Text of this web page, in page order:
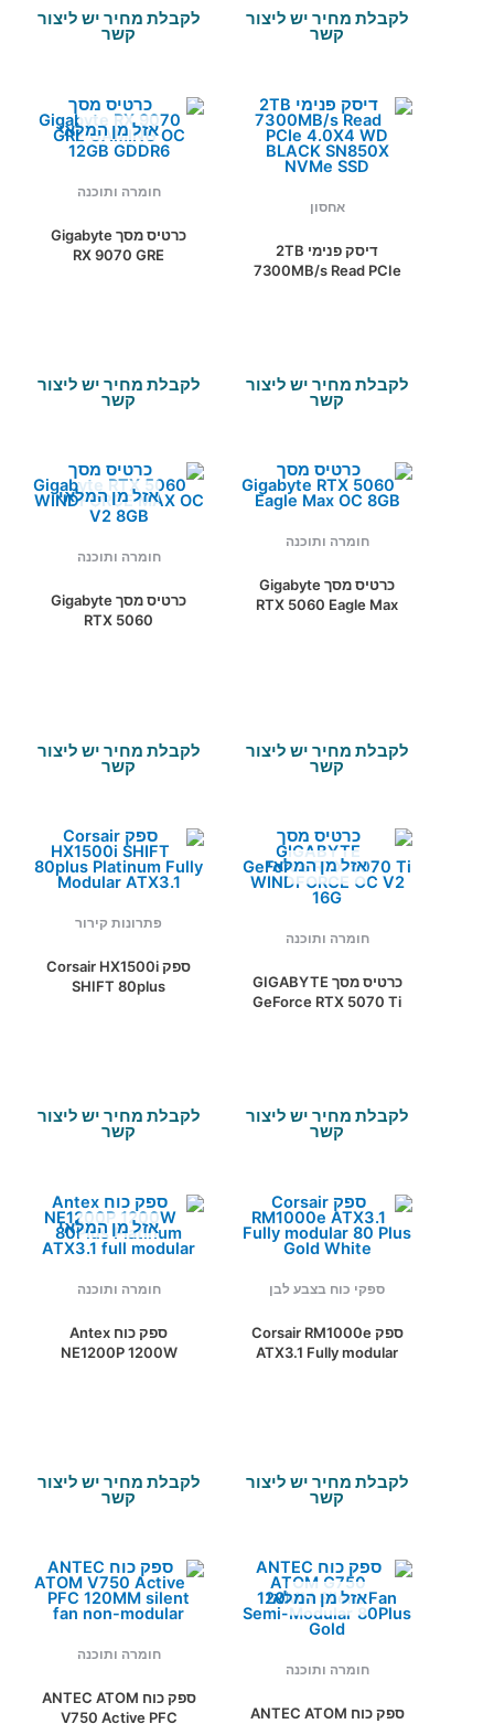
לקבלת מחיר יש ליצור
קשר
לקבלת מחיר יש ליצור
קשר
אחסון
דיסק פנימי 2TB
7300MB/s Read PCIe
לקבלת מחיר יש ליצור
קשר
אזל מן המלאי
חומרה ותוכנה
כרטיס מסך Gigabyte
RX 9070 GRE
לקבלת מחיר יש ליצור
קשר
חומרה ותוכנה
כרטיס מסך Gigabyte
RTX 5060 Eagle Max
לקבלת מחיר יש ליצור
קשר
אזל מן המלאי
חומרה ותוכנה
כרטיס מסך Gigabyte
RTX 5060
לקבלת מחיר יש ליצור
קשר
אזל מן המלאי
חומרה ותוכנה
כרטיס מסך GIGABYTE
GeForce RTX 5070 Ti
לקבלת מחיר יש ליצור
קשר
פתרונות קירור
ספק Corsair HX1500i
SHIFT 80plus
לקבלת מחיר יש ליצור
קשר
ספקי כוח בצבע לבן
ספק Corsair RM1000e
ATX3.1 Fully modular
לקבלת מחיר יש ליצור
קשר
אזל מן המלאי
חומרה ותוכנה
ספק כוח Antex
NE1200P 1200W
לקבלת מחיר יש ליצור
קשר
אזל מן המלאי
חומרה ותוכנה
ספק כוח ANTEC ATOM
חומרה ותוכנה
ספק כוח ANTEC ATOM
V750 Active PFC